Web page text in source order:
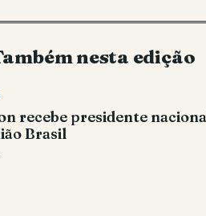
nesta edição
recebe presidente
Brasil